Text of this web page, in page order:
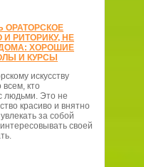
ОРАТОРСКОЕ
И РИТОРИКУ, НЕ
ХОРОШИЕ
И КУРСЫ
искусству
кто
людьми. Это не
красиво и внятно
за собой
своей